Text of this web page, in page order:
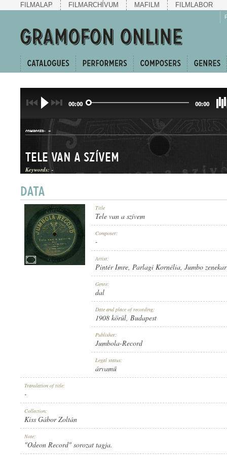
FILMALAP FILMARCHÍVUM MAFILM FILMLABOR
00:00 00:00
COMPOSER: -
DAL
JUMBOLA-RECORD
RECORD NUMBER:
Tele van a szívem
Keywords: -
Title
Tele van a szívem
Composer:
-
Artist:
Pintér Imre, Parlagi Kornélia, Jumbo zenekar
Genre:
dal
Date and place of recording:
1908 körül, Budapest
Publisher:
Jumbola-Record
Legal status:
árvamű
Translation of title:
-
Collection:
Kiss Gábor Zoltán
Note:
"Odeon Record" sorozat tagja.